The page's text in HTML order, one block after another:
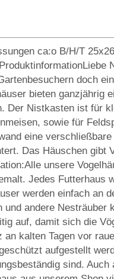
ca:o B/H/T
doch
bieten ganzjährig
Der Nistkasten ist für
sowie für
eine
Das Häuschen gibt
unsere
Jedes Futterhaus
werden einfach an
und andere Nesträuber
auf, damit sich die
an kalten Tagen vor
aufgestellt
sind.